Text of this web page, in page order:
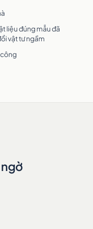
liệu đúng mẫu đã
vật tư ngầm